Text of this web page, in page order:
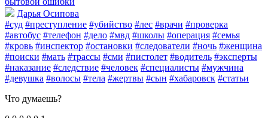
Дарья Осипова
#суд #преступление #убийство #лес #врачи #проверка
#автобус #телефон #дело #мвд #школы #операция #семья
#кровь #инспектор #остановки #следователи #ночь #женщина
#поиски #мать #трассы #сми #пистолет #водитель #эксперты
#наказание #следствие #человек #специалисты #мужчина
#девушка #волосы #тела #жертвы #сын #хабаровск #статьи
Что думаешь?